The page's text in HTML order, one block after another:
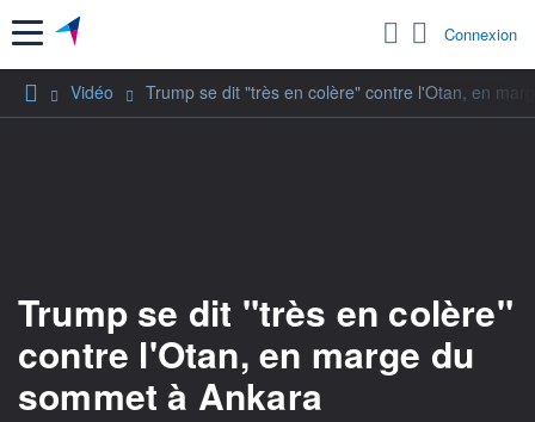
Menu Connexion
Vidéo Trump se dit "très en colère" contre l'Otan, en
Trump se dit "très en colère"
contre l'Otan, en marge du
sommet à Ankara